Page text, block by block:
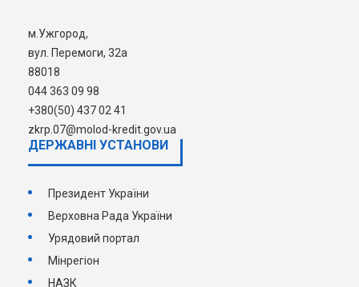
Іпотечному центрі в м.Києві та
Київській області
м.Ужгород,
вул. Перемоги, 32а
88018
044 363 09 98
+380(50) 437 02 41
zkrp.07@molod-kredit.gov.ua
ДЕРЖАВНI УСТАНОВИ
Президент України
Верховна Рада України
Урядовий портал
Мінрегіон
НАЗК